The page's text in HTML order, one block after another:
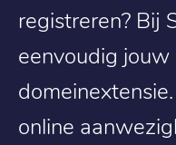
registreren? Bij
eenvoudig jouw
online